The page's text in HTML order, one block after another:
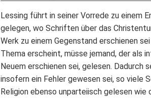
Lessing führt in seiner Vorrede zu einem
gelegen, wo Schriften über das
Werk zu einem Gegenstand erschienen
Thema erscheint, müsse jemand, der als
Neuem erschienen sei, gelesen. Dadurch
insofern ein Fehler gewesen sei, so viele
Religion ebenso unparteiisch gelesen